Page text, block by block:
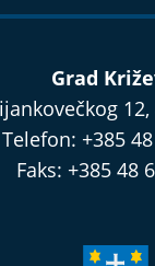
Grad
Telefon: +385
Faks: +385 48